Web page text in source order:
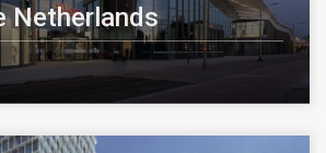
Netherlands